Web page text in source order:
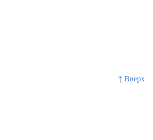
↑ Вверх